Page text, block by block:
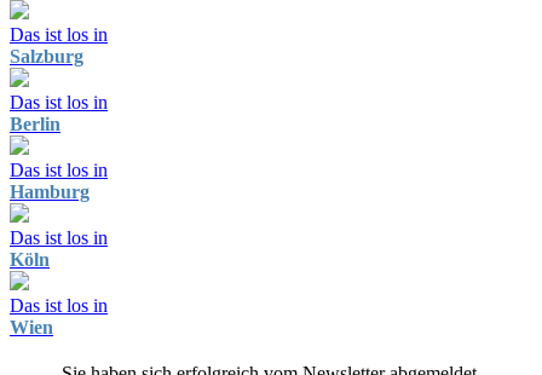
Das ist los in
Salzburg
Das ist los in
Berlin
Das ist los in
Hamburg
Das ist los in
Köln
Das ist los in
Wien